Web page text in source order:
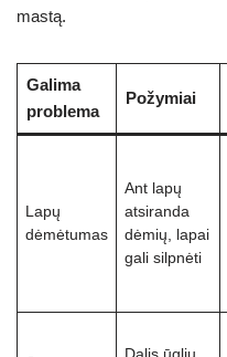
mastą.
Galima
problema
Požymiai
Lapų
dėmėtumas
Ant lapų
atsiranda
dėmių, lapai
gali silpnėti